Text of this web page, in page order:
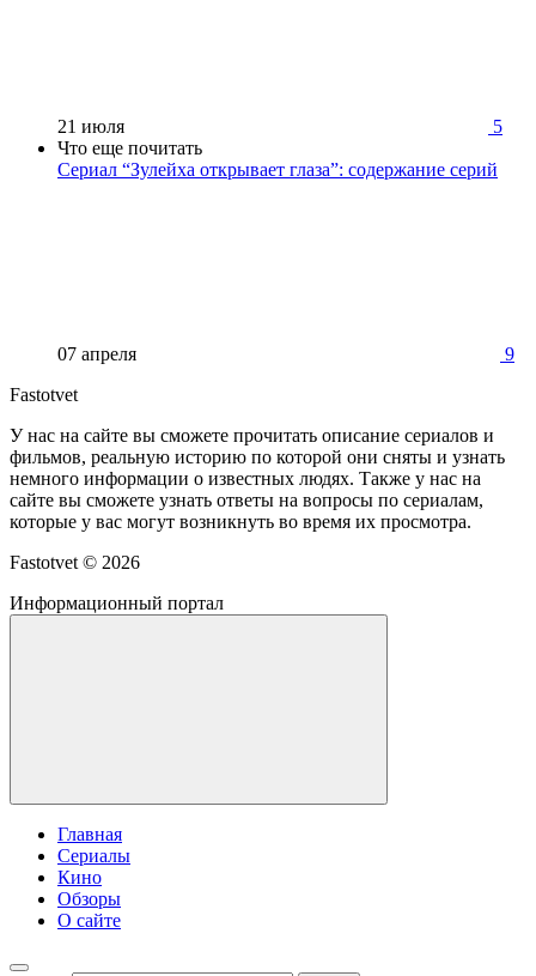
21 июля
5
Что еще почитать
Сериал “Зулейха открывает глаза”: содержание серий
07 апреля
9
Fastotvet
У нас на сайте вы сможете прочитать описание сериалов и
фильмов, реальную историю по которой они сняты и узнать
немного информации о известных людях. Также у нас на
сайте вы сможете узнать ответы на вопросы по сериалам,
которые у вас могут возникнуть во время их просмотра.
Fastotvet © 2026
Информационный портал
Главная
Сериалы
Кино
Обзоры
О сайте